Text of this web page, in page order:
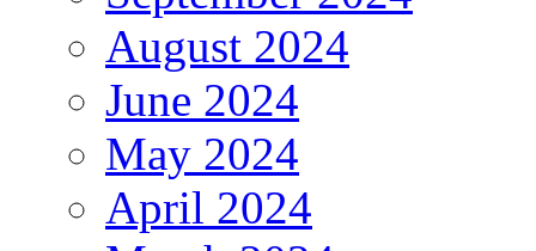
August 2024
June 2024
May 2024
April 2024